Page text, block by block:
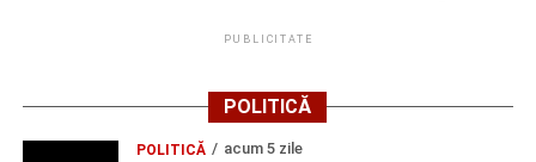
PUBLICITATE
POLITICĂ
POLITICĂ acum 5 zile